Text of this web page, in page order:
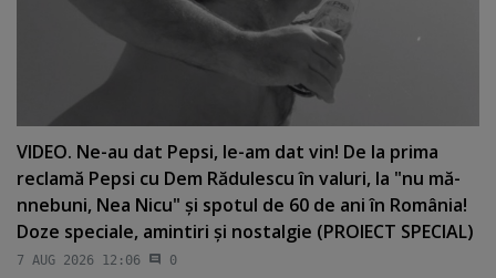
VIDEO. Ne-au dat Pepsi, le-am dat vin! De la prima
reclamă Pepsi cu Dem Rădulescu în valuri, la "nu mă-
nnebuni, Nea Nicu" şi spotul de 60 de ani în România!
Doze speciale, amintiri şi nostalgie (PROIECT SPECIAL)
7 AUG 2026 12:06 0